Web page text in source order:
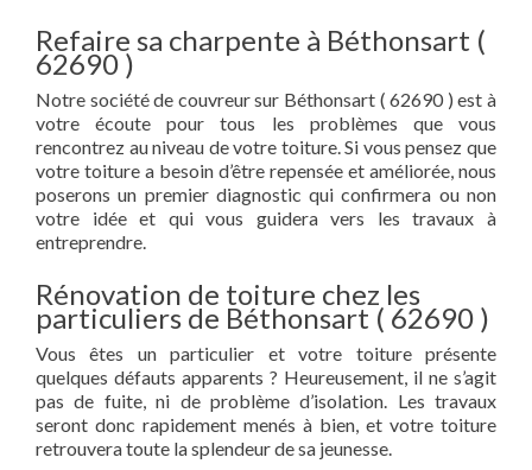
Refaire sa charpente à Béthonsart (
62690 )
Notre société de couvreur sur Béthonsart ( 62690 ) est à
votre écoute pour tous les problèmes que vous
rencontrez au niveau de votre toiture. Si vous pensez que
votre toiture a besoin d’être repensée et améliorée, nous
poserons un premier diagnostic qui confirmera ou non
votre idée et qui vous guidera vers les travaux à
entreprendre.
Rénovation de toiture chez les
particuliers de Béthonsart ( 62690 )
Vous êtes un particulier et votre toiture présente
quelques défauts apparents ? Heureusement, il ne s’agit
pas de fuite, ni de problème d’isolation. Les travaux
seront donc rapidement menés à bien, et votre toiture
retrouvera toute la splendeur de sa jeunesse.